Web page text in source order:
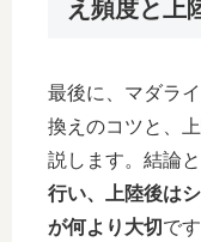
え頻度と上
最後に、マダラ
換えのコツと、
説します。結論と
行い、上陸後は
が何より大切 で